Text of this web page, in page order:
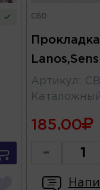
CBD
Артикул :
185.00
-